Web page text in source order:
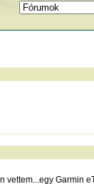
vettem...egy Garmin